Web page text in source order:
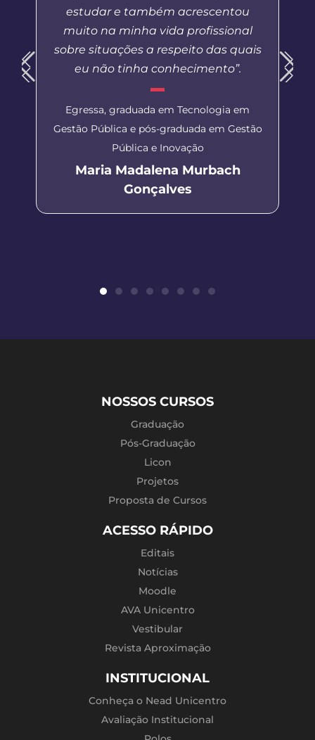
estudar e também acrescentou
muito na minha vida profissional
sobre situações a respeito das quais
eu não tinha conhecimento”.
Egressa, graduada em Tecnologia em
Gestão Pública e pós-graduada em Gestão
Pública e Inovação
Maria Madalena Murbach
Gonçalves
NOSSOS CURSOS
Graduação
Pós-Graduação
Licon
Projetos
Proposta de Cursos
ACESSO RÁPIDO
Editais
Notícias
Moodle
AVA Unicentro
Vestibular
Revista Aproximação
INSTITUCIONAL
Conheça o Nead Unicentro
Avaliação Institucional